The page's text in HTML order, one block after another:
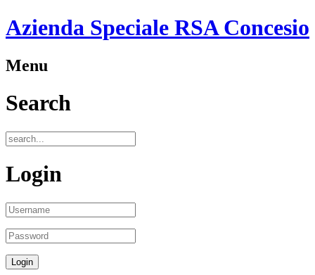
Azienda Speciale RSA Concesio
Menu
Search
Login